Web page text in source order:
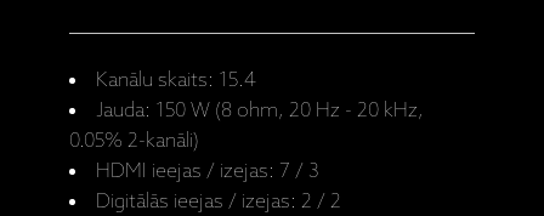
Kanālu skaits: 15.4
Jauda: 150 W (8 ohm, 20 Hz - 20 kHz,
0.05% 2-kanāli)
HDMI ieejas / izejas: 7 / 3
Digitālās ieejas / izejas: 2 / 2